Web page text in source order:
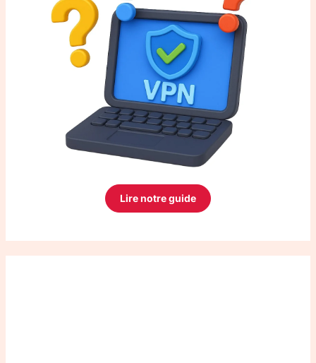
Lire notre guide